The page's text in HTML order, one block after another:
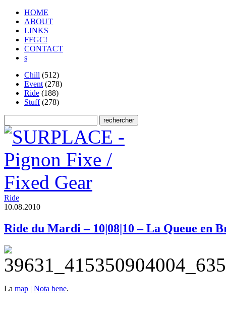
HOME
ABOUT
LINKS
FFGC!
CONTACT
s
Chill (512)
Event (278)
Ride (188)
Stuff(278)
Ride
10.08.2010
Ride du Mardi – 10|08|10 – La Queue en
La map | Nota bene.